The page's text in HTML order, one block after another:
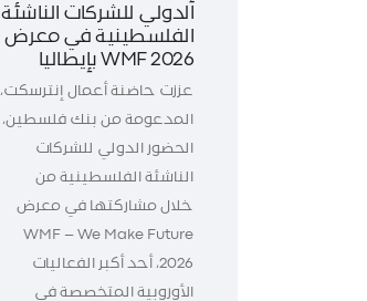
الدولي للشركات الناشئة
الفلسطينية في معرض
WMF 2026 بإيطاليا
عززت حاضنة أعمال إنترسكت،
المدعومة من بنك فلسطين،
الحضور الدولي للشركات
الناشئة الفلسطينية من
خلال مشاركتها في معرض
WMF – We Make Future
2026، أحد أكبر الفعاليات
الأوروبية المتخصصة في